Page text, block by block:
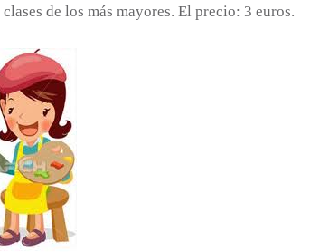
de los más mayores. El precio: 3 euros.